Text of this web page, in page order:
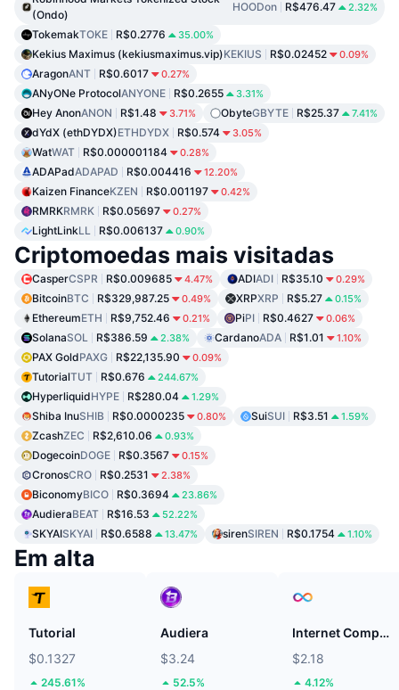
(Ondo)
HOODon R$476.47 2.32%
TokemakTOKE R$0.2776 35.00%
Kekius Maximus (kekiusmaximus.vip)KEKIUS R$0.02452 0.09%
AragonANT R$0.6017 0.27%
ANyONe ProtocolANYONE R$0.2655 3.31%
Hey AnonANON R$1.48 3.71% ObyteGBYTE R$25.37 7.41%
dYdX (ethDYDX)ETHDYDX R$0.574 3.05%
WatWAT R$0.000001184 0.28%
ADAPadADAPAD R$0.004416 12.20%
Kaizen FinanceKZEN R$0.001197 0.42%
RMRKRMRK R$0.05697 0.27%
LightLinkLL R$0.006137 0.90%
Criptomoedas mais visitadas
CasperCSPR R$0.009685 4.47% ADIADI R$35.10 0.29%
BitcoinBTC R$329,987.25 0.49% XRPXRP R$5.27 0.15%
EthereumETH R$9,752.46 0.21% PiPI R$0.4627 0.06%
SolanaSOL R$386.59 2.38% CardanoADA R$1.01 1.10%
PAX GoldPAXG R$22,135.90 0.09%
TutorialTUT R$0.676 244.67%
HyperliquidHYPE R$280.04 1.29%
Shiba InuSHIB R$0.0000235 0.80% SuiSUI R$3.51 1.59%
ZcashZEC R$2,610.06 0.93%
DogecoinDOGE R$0.3567 0.15%
CronosCRO R$0.2531 2.38%
BiconomyBICO R$0.3694 23.86%
AudieraBEAT R$16.53 52.22%
SKYAISKYAI R$0.6588 13.47% sirenSIREN R$0.1754 1.10%
Em alta
Tutorial
$0.1327
245.61%
Audiera
$3.24
52.5%
Internet Computer
$2.18
4.12%